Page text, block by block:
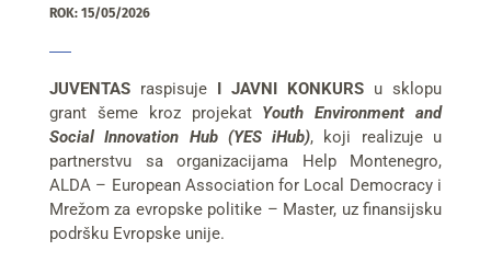
ROK: 15/05/2026
JUVENTAS raspisuje I JAVNI KONKURS u sklopu
grant šeme kroz projekat Youth Environment and
Social Innovation Hub (YES iHub), koji realizuje u
partnerstvu sa organizacijama Help Montenegro,
ALDA – European Association for Local Democracy i
Mrežom za evropske politike – Master, uz finansijsku
podršku Evropske unije.